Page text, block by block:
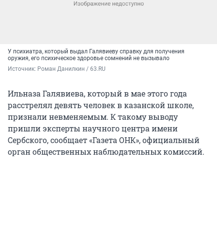
У психиатра, который выдал Галявиеву справку для получения
оружия, его психическое здоровье сомнений не вызывало
Источник: Роман Данилкин / 63.RU
Ильназа Галявиева, который в мае этого года
расстрелял девять человек в казанской школе,
признали невменяемым. К такому выводу
пришли эксперты научного центра имени
Сербского, сообщает «Газета ОНК», официальный
орган общественных наблюдательных комиссий.